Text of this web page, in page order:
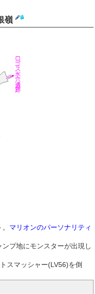
嶺
マリオンのパーソナリティ
プ地にモンスターが出現し
スマッシャー(LV56)を倒